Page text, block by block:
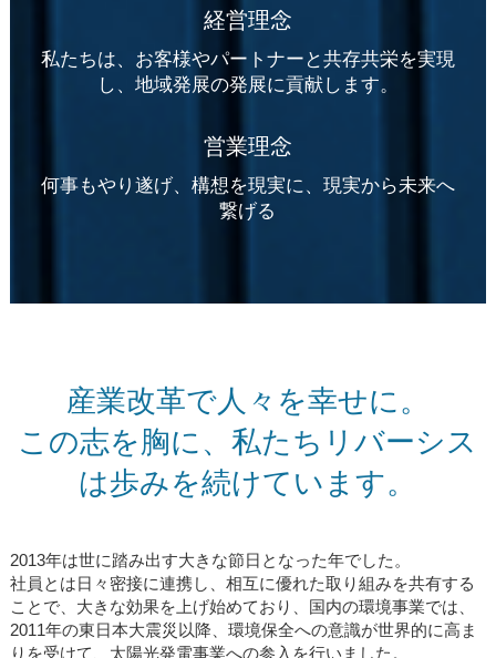
経営理念
私たちは、お客様やパートナーと共存共栄を実現
し、地域発展の発展に貢献します。
営業理念
何事もやり遂げ、構想を現実に、現実から未来へ
繋げる
産業改革で人々を幸せに。
この志を胸に、私たちリバーシス
は歩みを続けています。
2013年は世に踏み出す大きな節日となった年でした。
社員とは日々密接に連携し、相互に優れた取り組みを共有する
ことで、大きな効果を上げ始めており、国内の環境事業では、
2011年の東日本大震災以降、環境保全への意識が世界的に高ま
りを受けて、太陽光発電事業への参入を行いました。